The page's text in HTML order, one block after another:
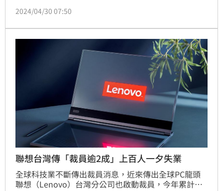
法，然而，受惠於生成式人工智慧（Generative AI）
運表現有望優於前一年。（記者：王翊綺）
2024/04/30 07:50
聯想台灣傳「裁員逾2成」上百人一夕失業
全球科技業不斷傳出裁員消息，近來傳出全球PC龍頭
聯想（Lenovo）台灣分公司也啟動裁員，今年累計至